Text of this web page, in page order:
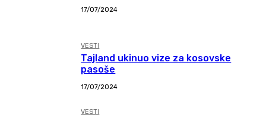
17/07/2024
VESTI
Tajland ukinuo vize za kosovske
pasoše
17/07/2024
VESTI